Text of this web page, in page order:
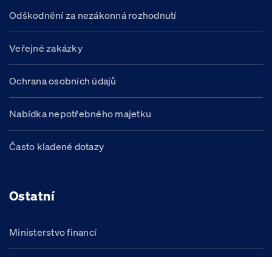
Odškodnění za nezákonná rozhodnutí
Veřejné zakázky
Ochrana osobních údajů
Nabídka nepotřebného majetku
Často kladené dotazy
Ostatní
Ministerstvo financí